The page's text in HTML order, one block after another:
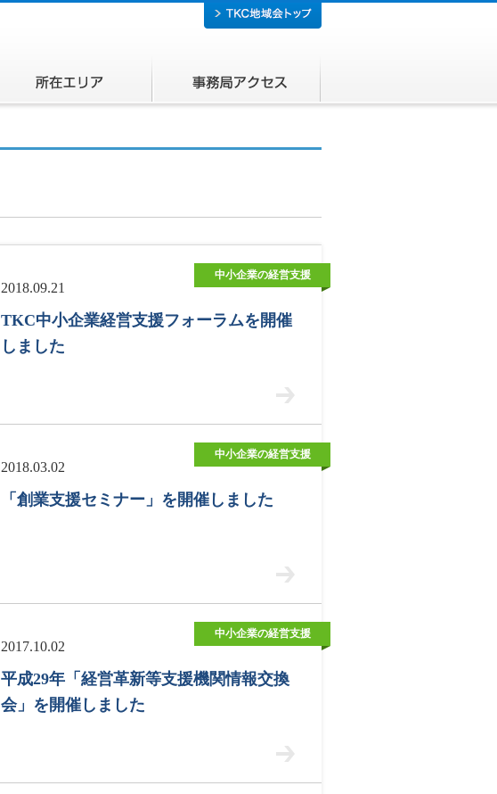
中小企業の経営支援
2018.09.21
TKC中小企業経営支援フォーラムを開催
しました
中小企業の経営支援
2018.03.02
「創業支援セミナー」を開催しました
中小企業の経営支援
2017.10.02
平成29年「経営革新等支援機関情報交換
会」を開催しました